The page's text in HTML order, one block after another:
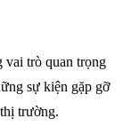
vai trò quan trọng
sự kiện gặp gỡ
trường.